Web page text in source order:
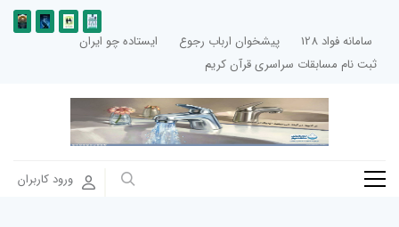
سامانه فواد 128 پیشخوان ارباب رجوع
ایستاده چو ایران
ثبت نام مسابقات سراسری قرآن کریم
ورود کاربران